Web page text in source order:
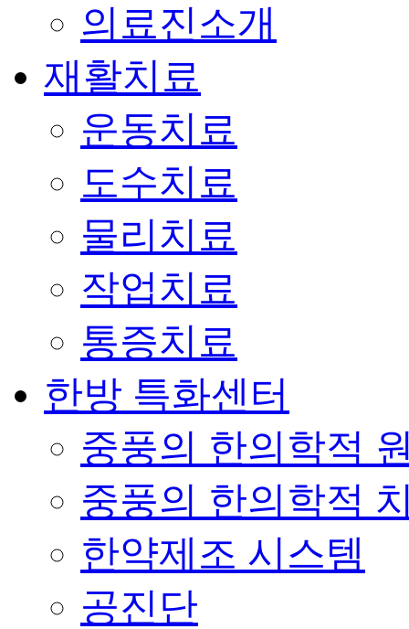
의료진소개
재활치료
운동치료
도수치료
물리치료
작업치료
통증치료
한방 특화센터
중풍의 한의학적
중풍의 한의학적
한약제조 시스템
공진단